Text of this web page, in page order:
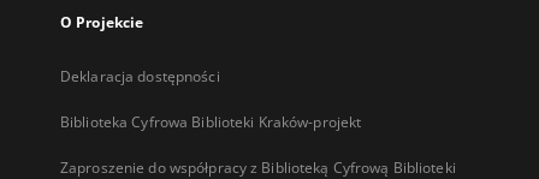
O Projekcie
Deklaracja dostępności
Biblioteka Cyfrowa Biblioteki Kraków-projekt
Zaproszenie do współpracy z Biblioteką Cyfrową Biblioteki